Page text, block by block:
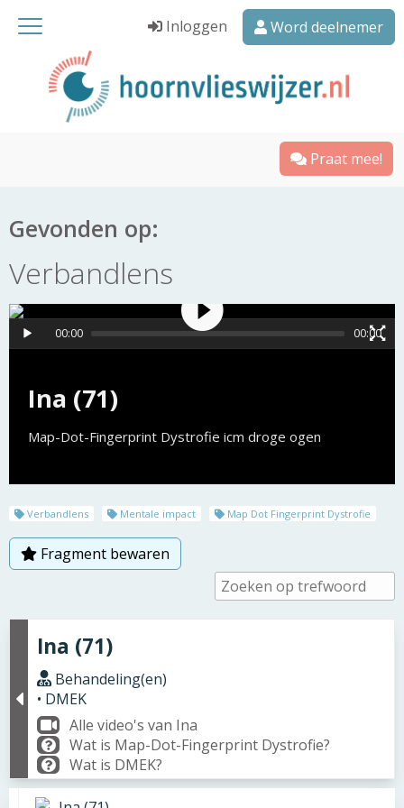
Inloggen Word deelnemer
Praat mee!
Gevonden op:
Verbandlens
Ina (71)
Map-Dot-Fingerprint Dystrofie icm droge ogen
00:00 00:00
Verbandlens Mentale impact Map Dot Fingerprint Dystrofie
Fragment bewaren
Ina (71)
Behandeling(en)
• DMEK
Alle video's van Ina
Wat is Map-Dot-Fingerprint Dystrofie?
Wat is DMEK?